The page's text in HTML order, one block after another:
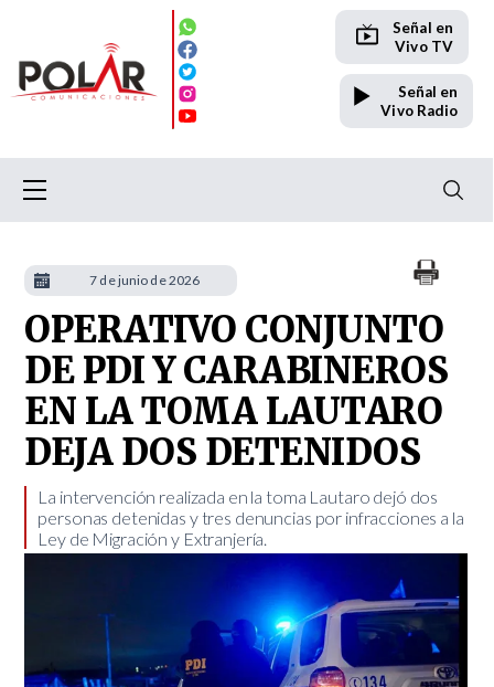
Señal en
Vivo TV
Señal en
Vivo Radio
OPERATIVO CONJUNTO
DE PDI Y CARABINEROS
EN LA TOMA LAUTARO
DEJA DOS DETENIDOS
​La intervención realizada en la toma Lautaro dejó dos
personas detenidas y tres denuncias por infracciones a la
Ley de Migración y Extranjería.
7 de junio de 2026